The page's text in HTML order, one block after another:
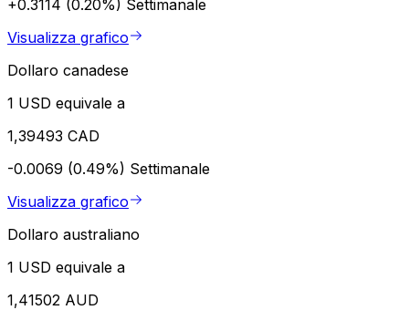
+0.3114 (0.20%) Settimanale
Visualizza grafico
Dollaro canadese
1 USD equivale a
1,39493 CAD
-0.0069 (0.49%) Settimanale
Visualizza grafico
Dollaro australiano
1 USD equivale a
1,41502 AUD